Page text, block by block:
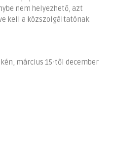
nem helyezhető, azt
kell a közszolgáltatónak
március 15-től december